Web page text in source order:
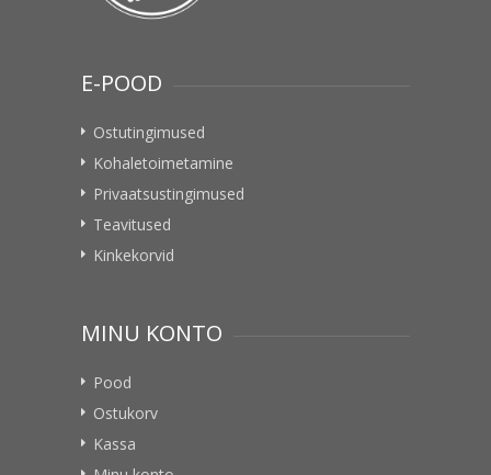
E-POOD
Ostutingimused
Kohaletoimetamine
Privaatsustingimused
Teavitused
Kinkekorvid
MINU KONTO
Pood
Ostukorv
Kassa